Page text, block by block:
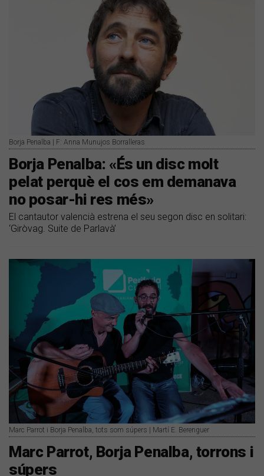
Borja Penalba | F: Anna Munujos Borralleras
Borja Penalba: «És un disc molt
pelat perquè el cos em demanava
no posar-hi res més»
El cantautor valencià estrena el seu segon disc en solitari:
‘Giròvag. Suite de Parlavà’
Marc Parrot i Borja Penalba, tots som súpers | Martí E. Berenguer
Marc Parrot, Borja Penalba, torrons i
súpers